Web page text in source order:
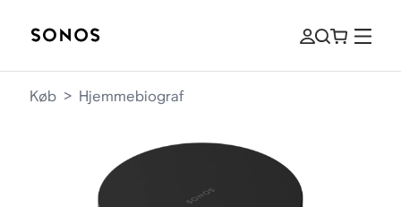
Køb > Hjemmebiograf